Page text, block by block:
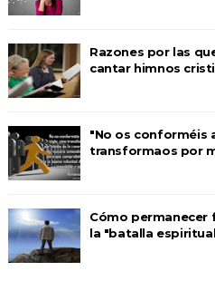
Razones por las
cantar himnos
"No os conforméis
transformaos por
Cómo permanecer
la "batalla